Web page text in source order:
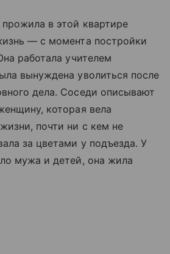
в этой квартире
— с момента постройки
работала учителем
вынуждена уволиться после
дела. Соседи описывают
которая вела
почти ни с кем не
за цветами у подъезда. У
мужа и детей, она жила